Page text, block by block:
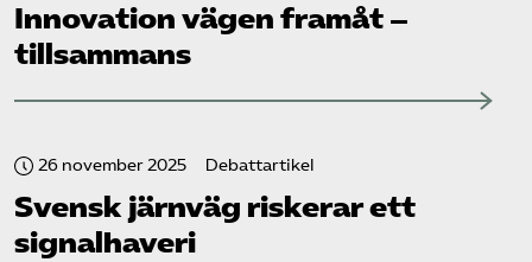
Innovation vägen framåt –
tillsammans
26 november 2025 Debattartikel
Svensk järnväg riskerar ett
signalhaveri